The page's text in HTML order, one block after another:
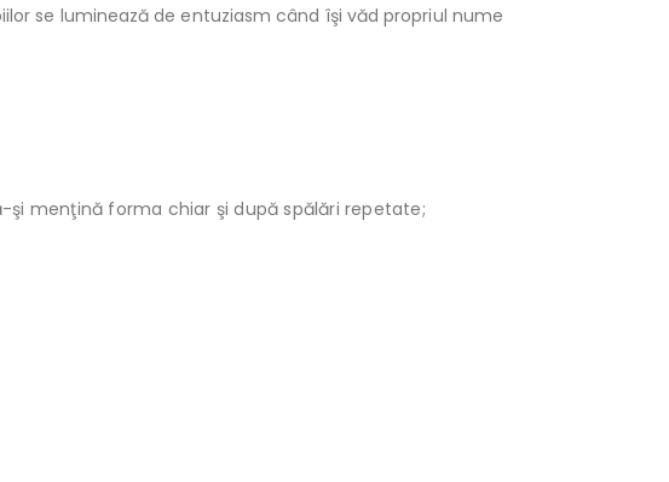
se luminează de entuziasm când îşi văd propriul nume
menţină forma chiar şi după spălări repetate;